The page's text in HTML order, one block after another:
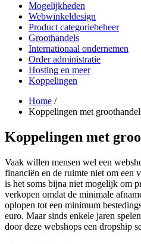
Mogelijkheden
Webwinkeldesign
Product categoriebeheer
Groothandels
Internationaal ondernemen
Order administratie
Hosting en meer
Koppelingen
Home /
Koppelingen met
Koppelingen met
Vaak willen mensen wel een
financiën en de ruimte niet om een
is het soms bijna niet mogelijk om
verkopen omdat de minimale
oplopen tot een minimum
euro. Maar sinds enkele jaren
door deze webshops een dropship